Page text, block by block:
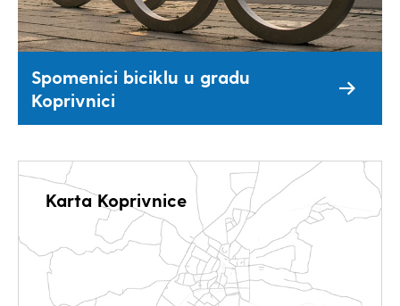
Spomenici biciklu u gradu
Koprivnici
Karta Koprivnice